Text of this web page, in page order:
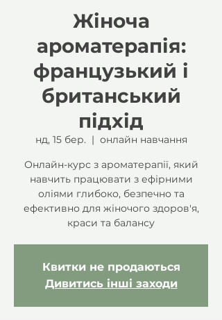
Жіноча
ароматерапія:
французький і
британський
підхід
нд, 15 бер.
  |
онлайн навчання
Онлайн-курс з ароматерапії, який
навчить працювати з ефірними
оліями глибоко, безпечно та
ефективно для жіночого здоров'я,
краси та балансу
Квитки не продаються
Дивитись інші заходи